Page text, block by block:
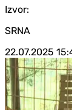
Izvor:
SRNA
22.07.2025